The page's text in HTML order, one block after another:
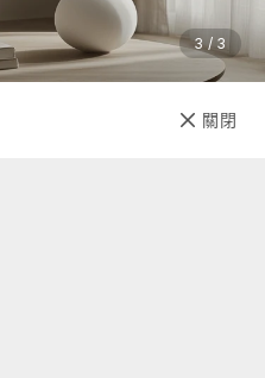
能依照損毀程度扣除為回復
、遊戲光碟、CD、VCD、
品等，一經拆封即無法回復原
3 / 3
關閉